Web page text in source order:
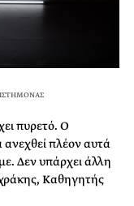
πυρετό. Ο
πλέον αυτά
Δεν υπάρχει άλλη
Καθηγητής